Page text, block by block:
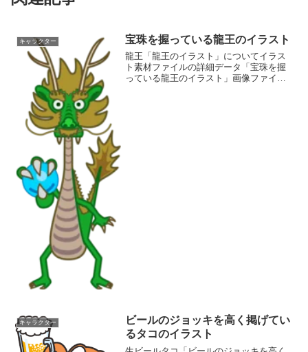
キャラクター 宝珠を握っている龍王のイラスト
龍王「龍王のイラスト」についてイラス
ト素材ファイルの詳細データ「宝珠を握
っている龍王のイラスト」画像ファイル
キャラクター
ビールのジョッキを高く掲げてい
るタコのイラスト